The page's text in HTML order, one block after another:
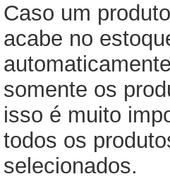
Caso um
acabe no
somente os
isso é muito
todos os
selecionados.